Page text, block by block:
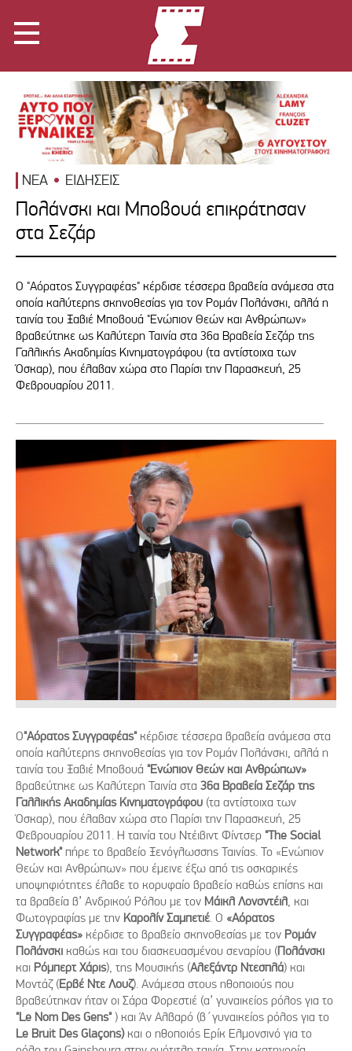
ΝΕΑ ΕΙΔΗΣΕΙΣ
Πολάνσκι και Μποβουά επικράτησαν
στα Σεζάρ
Ο "Aόρατος Συγγραφέας" κέρδισε τέσσερα βραβεία ανάμεσα στα
οποία καλύτερης σκηνοθεσίας για τον Ρομάν Πολάνσκι, αλλά η
ταινία του Ξαβιέ Μποβουά "Ενώπιον Θεών και Ανθρώπων»
βραβεύτηκε ως Καλύτερη Ταινία στα 36α Βραβεία Σεζάρ της
Γαλλικής Ακαδημίας Κινηματογράφου (τα αντίστοιχα των
Όσκαρ), που έλαβαν χώρα στο Παρίσι την Παρασκευή, 25
Φεβρουαρίου 2011.
Ο"Aόρατος Συγγραφέας" κέρδισε τέσσερα βραβεία ανάμεσα στα
οποία καλύτερης σκηνοθεσίας για τον Ρομάν Πολάνσκι, αλλά η
ταινία του Ξαβιέ Μποβουά "Ενώπιον Θεών και Ανθρώπων»
βραβεύτηκε ως Καλύτερη Ταινία στα 36α Βραβεία Σεζάρ της
Γαλλικής Ακαδημίας Κινηματογράφου (τα αντίστοιχα των
Όσκαρ), που έλαβαν χώρα στο Παρίσι την Παρασκευή, 25
Φεβρουαρίου 2011. Η ταινία του Ντέιβιντ Φίντσερ "Τhe Social
Network" πήρε το βραβείο Ξενόγλωσσης Ταινίας. Το «Ενώπιον
Θεών και Ανθρώπων» που έμεινε έξω από τις οσκαρικές
υποψηφιότητες έλαβε το κορυφαίο βραβείο καθώς επίσης και
τα βραβεία β’ Ανδρικού Ρόλου με τον Μάικλ Λονσντέιλ, και
Φωτογραφίας με την Καρολίν Σαμπετιέ. Ο «Αόρατος
Συγγραφέας» κέρδισε το βραβείο σκηνοθεσίας με τον Ρομάν
Πολάνσκι καθώς και του διασκευασμένου σεναρίου (Πολάνσκι
και Ρόμπερτ Χάρις), της Μουσικής (Αλεξάντρ Ντεσπλά) και
Μοντάζ (Ερβέ Ντε Λουζ). Ανάμεσα στους ηθοποιούς που
βραβεύτηκαν ήταν οι Σάρα Φορεστιέ (α’ γυναικείος ρόλος για το
"Le Nom Des Gens" ) και Άν Αλβαρό (β΄γυναικείος ρόλος για το
Le Bruit Des Glaçons)και ο ηθοποιός Ερίκ Ελμονσινό για το